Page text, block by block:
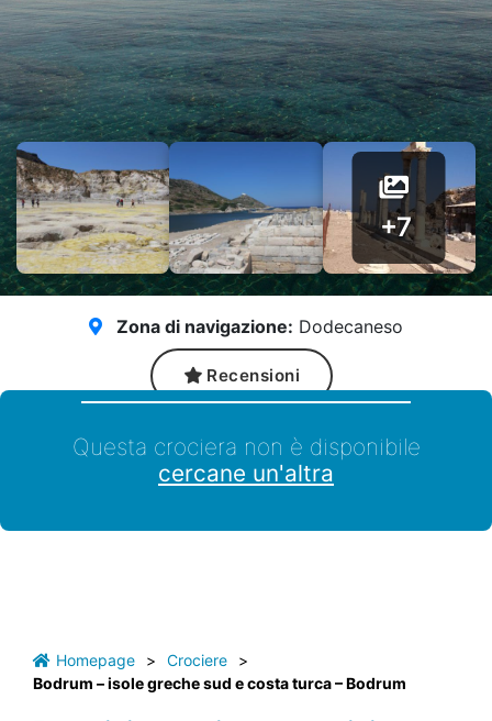
+7
Zona di navigazione: Dodecaneso
Recensioni
Questa crociera non è disponibile
cercane un'altra
Homepage > Crociere
>
Bodrum – isole greche sud e costa turca – Bodrum